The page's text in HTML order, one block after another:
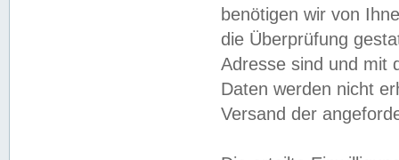
benötigen wir von
die Überprüfung
Adresse sind und mit
Daten werden nicht
Versand der